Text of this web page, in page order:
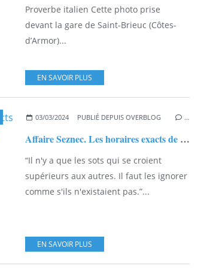
Proverbe italien Cette photo prise
devant la gare de Saint-Brieuc (Côtes-
d’Armor)...
EN SAVOIR PLUS
,DREUX 03/03/2024 PUBLIÉ DEPUIS OVERBLOG …
Affaire Seznec. Les horaires exacts de la halte à Dreux vus par Denis Langlois...
“Il n'y a que les sots qui se croient
supérieurs aux autres. Il faut les ignorer
comme s'ils n'existaient pas.”...
EN SAVOIR PLUS